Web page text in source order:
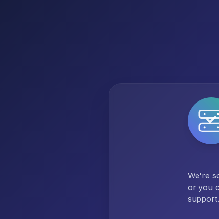
We're
or you
support.